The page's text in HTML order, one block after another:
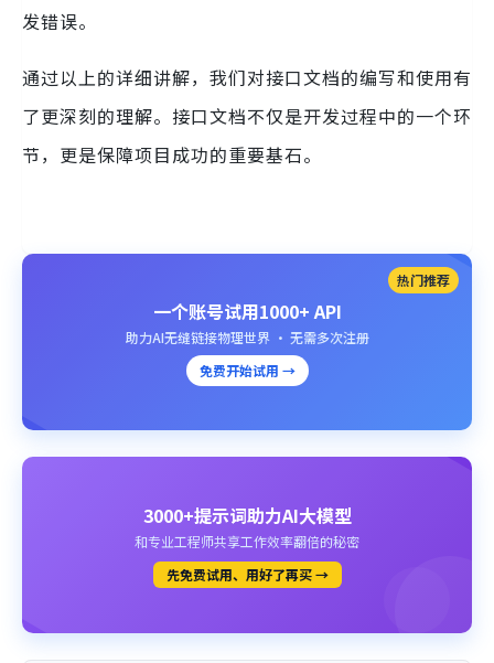
发错误。
通过以上的详细讲解，我们对接口文档的编写和使用有
了更深刻的理解。接口文档不仅是开发过程中的一个环
节，更是保障项目成功的重要基石。
热门推荐
一个账号试用1000+ API
助力AI无缝链接物理世界 · 无需多次注册
免费开始试用 →
3000+提示词助力AI大模型
和专业工程师共享工作效率翻倍的秘密
先免费试用、用好了再买 →